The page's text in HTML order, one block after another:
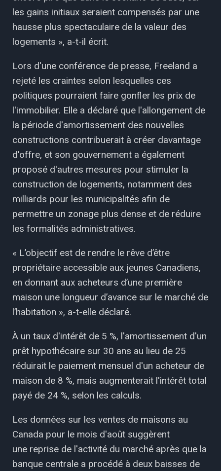
les gains initiaux seraient compensés par une
hausse plus spectaculaire de la valeur des
logements », a-t-il écrit.
Lors d'une conférence de presse, Freeland a
rejeté les craintes selon lesquelles ces
politiques pourraient faire gonfler les prix de
l'immobilier. Elle a déclaré que l'allongement de
la période d'amortissement des nouvelles
constructions contribuerait à créer davantage
d'offre, et son gouvernement a également
proposé d'autres mesures pour stimuler la
construction de logements, notamment des
milliards pour les municipalités afin de
permettre un zonage plus dense et de réduire
les formalités administratives.
« L’objectif est de rendre le rêve d’être
propriétaire accessible aux jeunes Canadiens,
en donnant aux acheteurs d’une première
maison une longueur d’avance sur le marché de
l’habitation », a-t-elle déclaré.
À un taux d'intérêt de 5 %, l'amortissement d'un
prêt hypothécaire sur 30 ans au lieu de 25
réduirait le paiement mensuel d'un acheteur de
maison de 8 %, mais augmenterait l'intérêt total
payé de 24 %, selon les calculs.
Les données sur les ventes de maisons au
Canada pour le mois d'août suggèrent
une reprise de l'activité du marché après que la
banque centrale a procédé à deux baisses de